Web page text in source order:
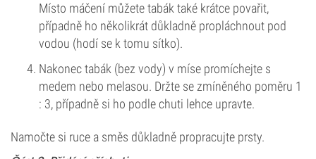
Místo máčení můžete tabák také krátce povařit,
případně ho několikrát důkladně propláchnout pod
vodou (hodí se k tomu sítko).
Nakonec tabák (bez vody) v míse promíchejte s
medem nebo melasou. Držte se zmíněného poměru 1
: 3, případně si ho podle chuti lehce upravte.
Namočte si ruce a směs důkladně propracujte prsty.